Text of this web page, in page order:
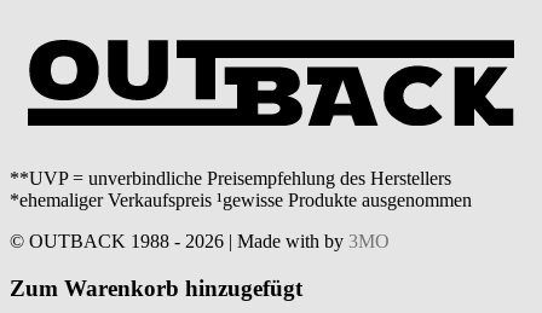
**UVP = unverbindliche Preisempfehlung des Herstellers
*ehemaliger Verkaufspreis ¹gewisse Produkte ausgenommen
© OUTBACK 1988 - 2026 | Made with by 3MO
Zum Warenkorb hinzugefügt